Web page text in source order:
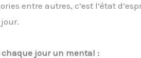
entre autres, c’est l’état
chaque jour un mental :